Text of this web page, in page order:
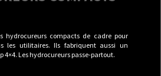
hydrocureurs compacts de cadre pour
les utilitaires. Ils fabriquent aussi un
4×4. Les hydrocureurs passe-partout.